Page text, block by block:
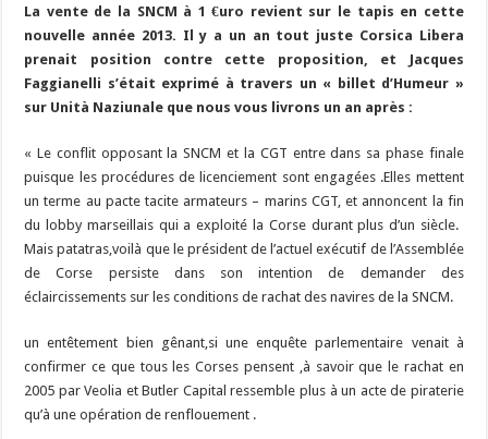
b
o
o
ky gr
a
m
p
c
h
l
y
Li
n
d
o
n
es
t
p
p
m
bl
r
d
di
t
ai ta
g
er
La vente de la SNCM à 1 €uro revient sur le tapis en cette
nouvelle année 2013. Il y a un an tout juste Corsica Libera
prenait position contre cette proposition, et Jacques
Faggianelli s’était exprimé à travers un « billet d’Humeur »
sur Unità Naziunale que nous vous livrons un an après :
« Le conflit opposant la SNCM et la CGT entre dans sa phase finale
puisque les procédures de licenciement sont engagées .Elles mettent
un terme au pacte tacite armateurs – marins CGT, et annoncent la fin
du lobby marseillais qui a exploité la Corse durant plus d’un siècle.
Mais patatras,voilà que le président de l’actuel exécutif de l’Assemblée
de Corse persiste dans son intention de demander des
éclaircissements sur les conditions de rachat des navires de la SNCM.
un entêtement bien gênant,si une enquête parlementaire venait à
confirmer ce que tous les Corses pensent ,à savoir que le rachat en
2005 par Veolia et Butler Capital ressemble plus à un acte de piraterie
qu’à une opération de renflouement .